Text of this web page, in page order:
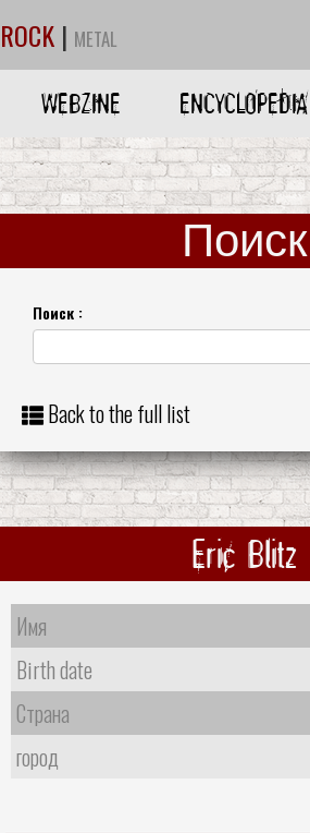
ROCK | METAL
WEBZINE ENCYCLOPEDIA
Поиск
Поиск :
Back to the full list
Eric Blitz
Имя
Birth date
Страна
город